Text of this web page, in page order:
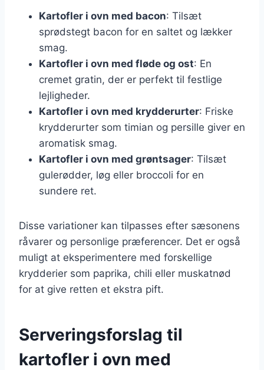
Kartofler i ovn med bacon: Tilsæt
sprødstegt bacon for en saltet og lækker
smag.
Kartofler i ovn med fløde og ost: En
cremet gratin, der er perfekt til festlige
lejligheder.
Kartofler i ovn med krydderurter: Friske
krydderurter som timian og persille giver en
aromatisk smag.
Kartofler i ovn med grøntsager: Tilsæt
gulerødder, løg eller broccoli for en
sundere ret.
Disse variationer kan tilpasses efter sæsonens
råvarer og personlige præferencer. Det er også
muligt at eksperimentere med forskellige
krydderier som paprika, chili eller muskatnød
for at give retten et ekstra pift.
Serveringsforslag til
kartofler i ovn med